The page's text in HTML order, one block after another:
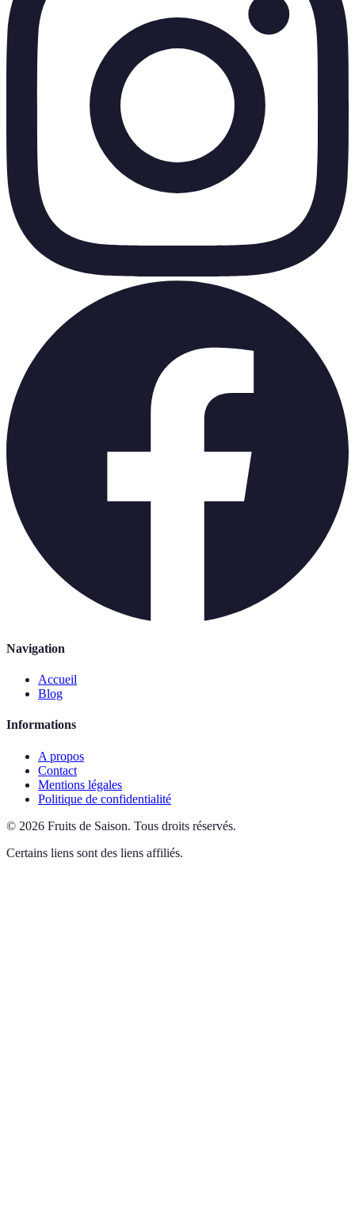
Navigation
Accueil
Blog
Informations
A propos
Contact
Mentions légales
Politique de confidentialité
© 2026 Fruits de Saison. Tous droits réservés.
Certains liens sont des liens affiliés.